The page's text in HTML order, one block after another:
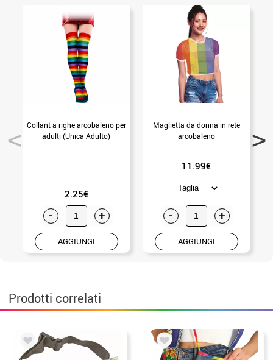
Collant a righe arcobaleno per
adulti (Unica Adulto)
2.25€
- +
AGGIUNGI
Maglietta da donna in rete
arcobaleno
11.99€
- +
AGGIUNGI
Prodotti correlati